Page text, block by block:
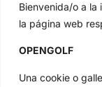
Bienvenida/o a la
la página web
OPENGOLF
Una cookie o